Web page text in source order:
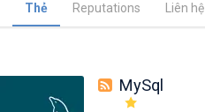
Thẻ Reputations Liên hệ
MySql